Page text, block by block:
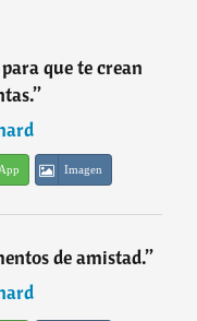
que te crean
”
Imagen
de amistad.”